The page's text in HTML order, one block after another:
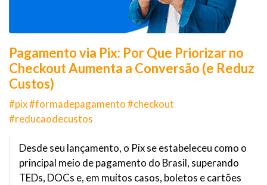
Pagamento via Pix: Por Que Priorizar no
Checkout Aumenta a Conversão (e Reduz
Custos)
#pix #formadepagamento #checkout
#reducaodecustos
Desde seu lançamento, o Pix se estabeleceu como o
principal meio de pagamento do Brasil, superando
TEDs, DOCs e, em muitos casos, boletos e cartões